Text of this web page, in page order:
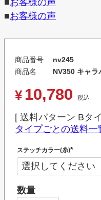
■お客様の声
■お客様の声
商品番号
nv245
商品名
NV350 キャ
¥ 10,780 税込
送料パターン Bタ
タイプごとの送料一
ステッチカラー(糸)
(
必
須
)